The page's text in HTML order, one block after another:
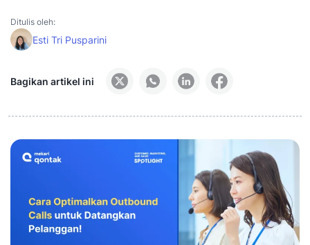
Ditulis oleh:
Esti Tri Pusparini
Bagikan artikel ini